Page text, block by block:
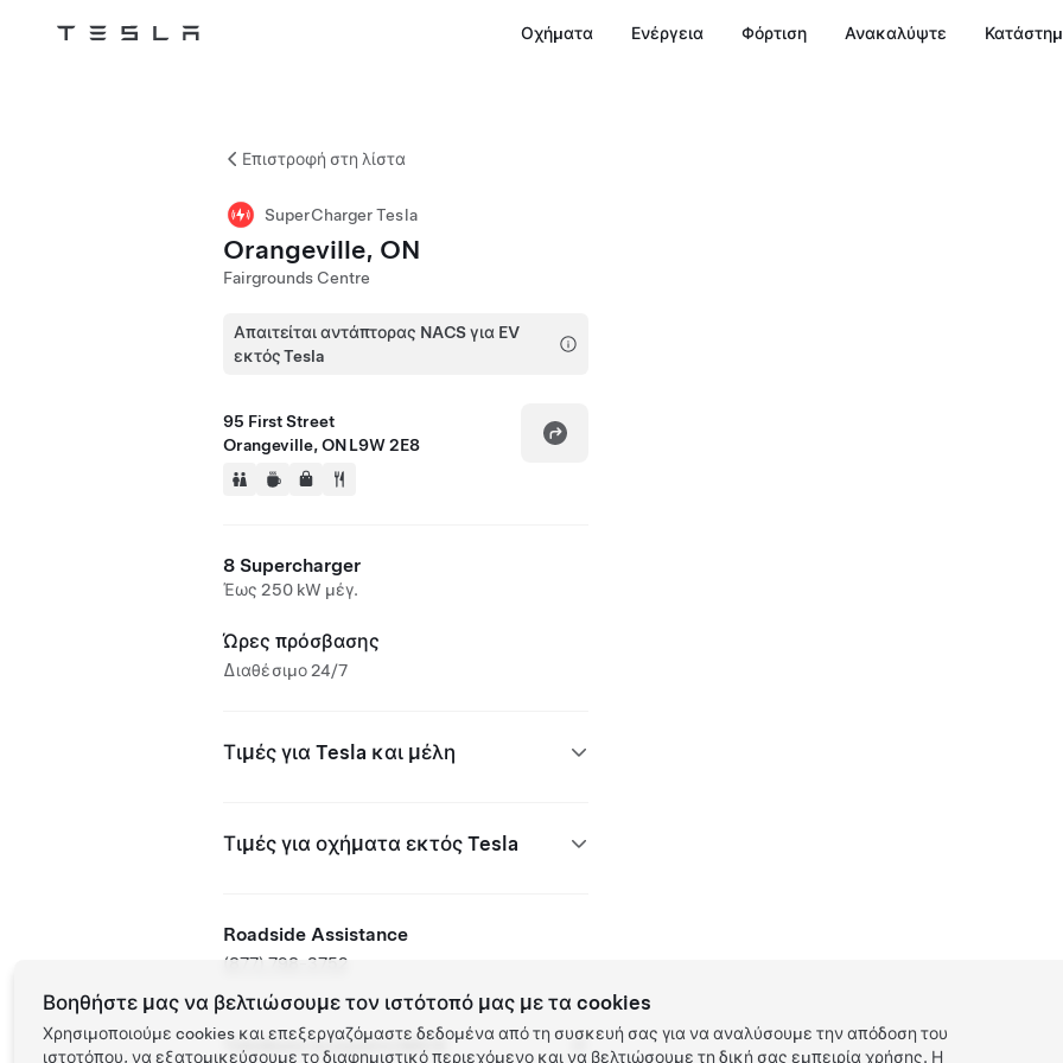
Tesla Οχήματα Ενέργεια Φόρτιση Ανακαλύψτε
Επιστροφή στη λίστα
SuperCharger Tesla
Orangeville, ON
Fairgrounds Centre
Απαιτείται αντάπτορας NACS για EV
εκτός Tesla
95 First Street
Orangeville, ON L9W 2E8
8 Supercharger
Έως 250 kW μέγ.
Ώρες πρόσβασης
Διαθέσιμο 24/7
Τιμές για Tesla και μέλη
Τιμές για οχήματα εκτός Tesla
Roadside Assistance
(877) 798-3752
Τοποθεσία συνεργάτη NACS
Βοηθήστε μας να βελτιώσουμε τον ιστότοπό μας με τα cookies
Χρησιμοποιούμε cookies και επεξεργαζόμαστε δεδομένα από τη συσκευή σας για να αναλύσουμε την απόδοση του
ιστοτόπου, να εξατομικεύσουμε το διαφημιστικό περιεχόμενο και να βελτιώσουμε τη δική σας εμπειρία χρήσης. Η